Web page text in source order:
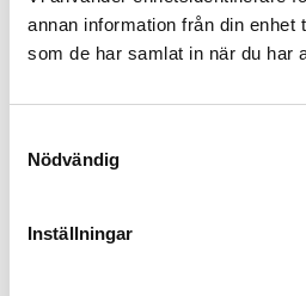
annan information från din
som de har samlat in när du har
Nödvändig
Inställningar